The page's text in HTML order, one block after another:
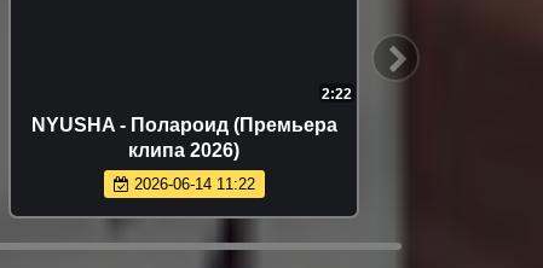
Misty - Летай (Премьера клипа 2026)
2026-06-02 13:00